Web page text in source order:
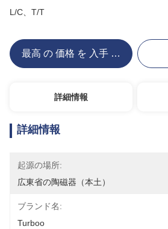
L/C、T/T
最高 の 価格 を 入手 する
詳細情報
詳細情報
起源の場所:
広東省の陶磁器（本土）
ブランド名:
Turboo